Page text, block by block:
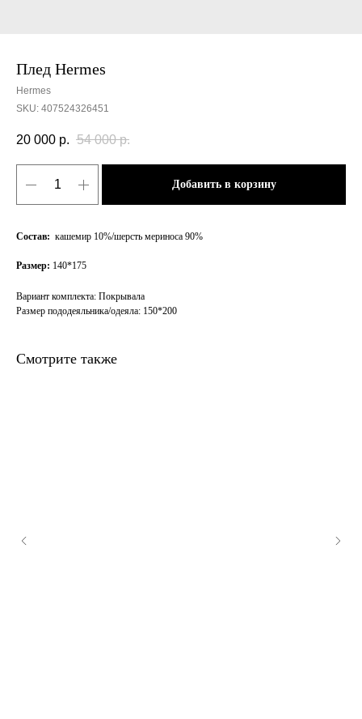
Плед Hermes
Hermes
SKU: 407524326451
20 000 р. 54 000 р.
Добавить в корзину
Состав: кашемир 10%/шерсть мериноса 90%
Размер: 140*175
Вариант комплекта: Покрывала
Размер пододеяльника/одеяла: 150*200
Смотрите также